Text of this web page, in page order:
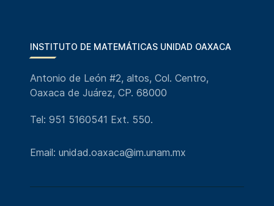
INSTITUTO DE MATEMÁTICAS UNIDAD OAXACA
Antonio de León #2, altos, Col. Centro,
Oaxaca de Juárez, CP. 68000
Tel: 951 5160541 Ext. 550.
Email: unidad.oaxaca@im.unam.mx